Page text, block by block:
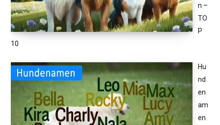
n –
TO
P
10
Hu
nd
en
am
en